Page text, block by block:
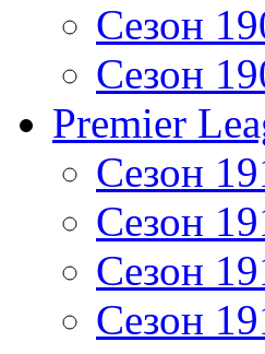
Сезон
Сезон
Premier
Сезон
Сезон
Сезон
Сезон